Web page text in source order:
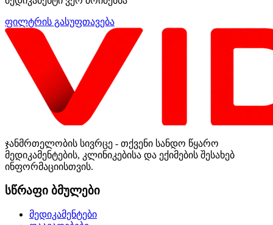
ფილტრის გასუფთავება
ჯანმრთელობის სივრცე - თქვენი სანდო წყარო
მედიკამენტების, კლინიკებისა და ექიმების შესახებ
ინფორმაციისთვის.
სწრაფი ბმულები
მედიკამენტები